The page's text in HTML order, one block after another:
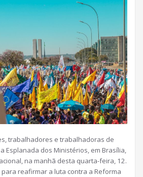
trabalhadores e trabalhadoras de
Esplanada dos Ministérios, em Brasília,
na manhã desta quarta-feira, 12.
reafirmar a luta contra a Reforma